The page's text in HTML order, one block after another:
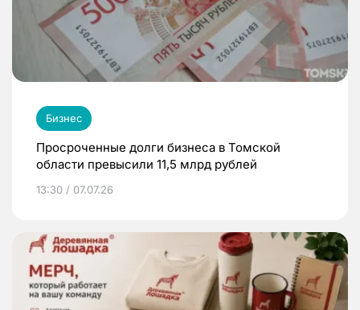
Бизнес
Просроченные долги бизнеса в Томской
области превысили 11,5 млрд рублей
13:30 / 07.07.26